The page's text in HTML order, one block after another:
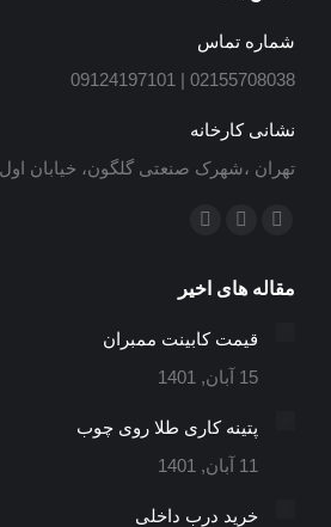
شماره تماس
02155708038 | 09124197101
نشانی کارخانه
تهران ،شهرک صنعتی گلگون، خیابان اول
ما را دنبال کنید در:
کردن
پنجره
جدید
کردن
برگه
پنجره
جدید
کردن
برگه
پنجره
جدید
مقاله های اخیر
قیمت کابینت ممبران
15 آبان, 1401
پتینه کاری طلا روی چوب
11 آبان, 1401
خرید درب داخلی